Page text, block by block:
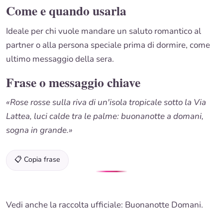
Come e quando usarla
Ideale per chi vuole mandare un saluto romantico al
partner o alla persona speciale prima di dormire, come
ultimo messaggio della sera.
Frase o messaggio chiave
«Rose rosse sulla riva di un'isola tropicale sotto la Via
Lattea, luci calde tra le palme: buonanotte a domani,
sogna in grande.»
📋 Copia frase
Vedi anche la raccolta ufficiale: Buonanotte Domani.